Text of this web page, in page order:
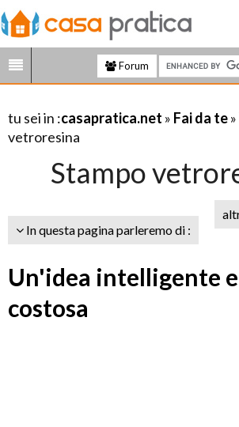
Forum
tu sei in :casapratica.net » Fai da te»
vetroresina
Stampo
In questa pagina parleremo di :
Un'idea intelligente
costosa